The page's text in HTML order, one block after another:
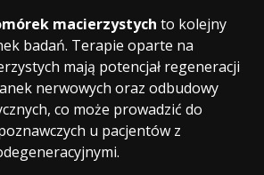
macierzystych to kolejny
badań. Terapie oparte na
mają potencjał regeneracji
nerwowych oraz odbudowy
co może prowadzić do
u pacjentów z